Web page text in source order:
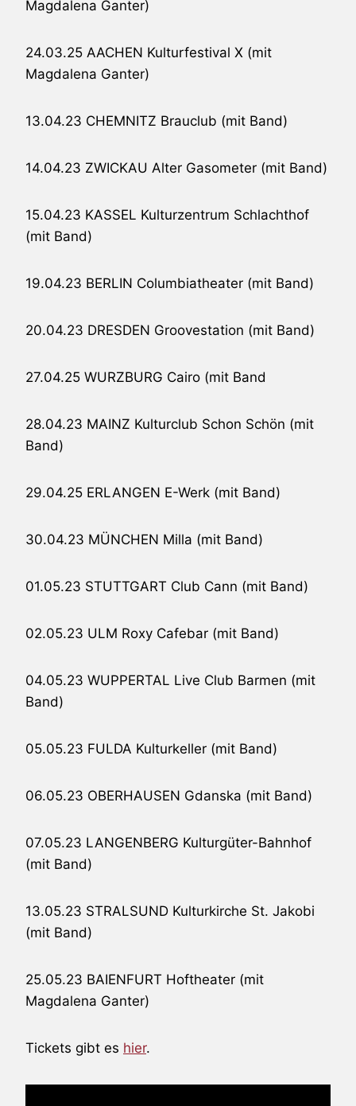
Magdalena Ganter)
24.03.25 AACHEN Kulturfestival X (mit
Magdalena Ganter)
13.04.23 CHEMNITZ Brauclub (mit Band)
14.04.23 ZWICKAU Alter Gasometer (mit Band)
15.04.23 KASSEL Kulturzentrum Schlachthof
(mit Band)
19.04.23 BERLIN Columbiatheater (mit Band)
20.04.23 DRESDEN Groovestation (mit Band)
27.04.25 WURZBURG Cairo (mit Band
28.04.23 MAINZ Kulturclub Schon Schön (mit
Band)
29.04.25 ERLANGEN E-Werk (mit Band)
30.04.23 MÜNCHEN Milla (mit Band)
01.05.23 STUTTGART Club Cann (mit Band)
02.05.23 ULM Roxy Cafebar (mit Band)
04.05.23 WUPPERTAL Live Club Barmen (mit
Band)
05.05.23 FULDA Kulturkeller (mit Band)
06.05.23 OBERHAUSEN Gdanska (mit Band)
07.05.23 LANGENBERG Kulturgüter-Bahnhof
(mit Band)
13.05.23 STRALSUND Kulturkirche St. Jakobi
(mit Band)
25.05.23 BAIENFURT Hoftheater (mit
Magdalena Ganter)
Tickets gibt es hier.